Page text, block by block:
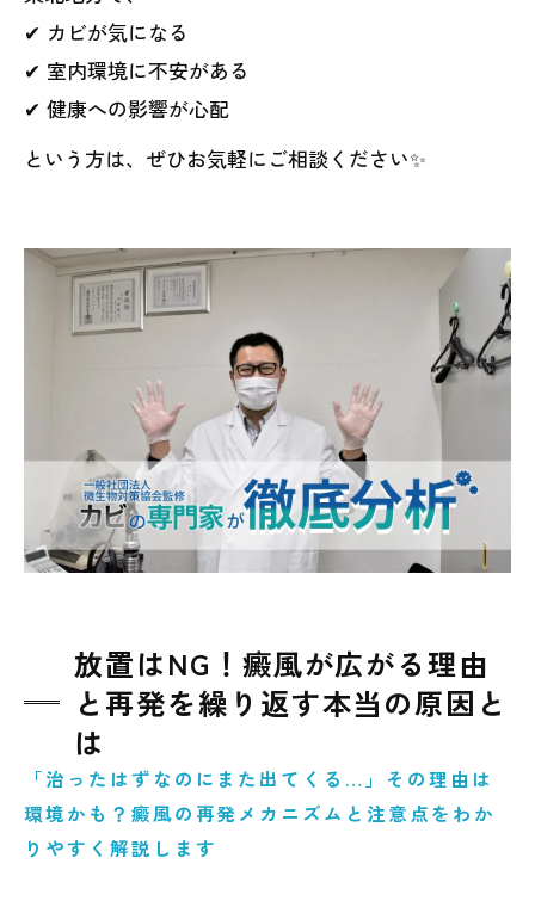
✔ カビが気になる
✔ 室内環境に不安がある
✔ 健康への影響が心配
という方は、ぜひお気軽にご相談ください✨
放置はNG！癜風が広がる理由
と再発を繰り返す本当の原因と
は
「治ったはずなのにまた出てくる…」その理由は
環境かも？癜風の再発メカニズムと注意点をわか
りやすく解説します